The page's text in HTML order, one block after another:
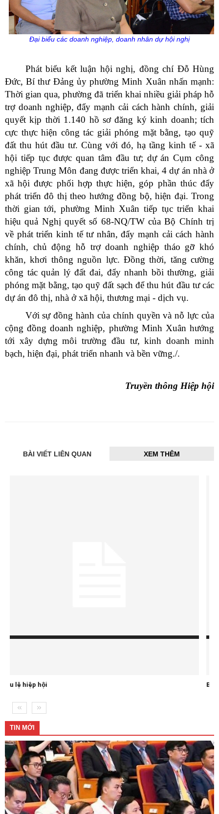
Đại biểu các doanh nghiệp, doanh nhân dự hội nghị
Phát biểu kết luận hội nghị, đồng chí Đỗ Hùng
Đức, Bí thư Đảng ủy phường Minh Xuân nhấn mạnh:
Thời gian qua, phường đã triển khai nhiều giải pháp hỗ
trợ doanh nghiệp, đẩy mạnh cải cách hành chính, giải
quyết kịp thời 1.140 hồ sơ đăng ký kinh doanh; tích
cực thực hiện công tác giải phóng mặt bằng, tạo quỹ
đất thu hút đầu tư. Cùng với đó, hạ tầng kinh tế - xã
hội tiếp tục được quan tâm đầu tư; dự án Cụm công
nghiệp Trung Môn đang được triển khai, 4 dự án nhà ở
xã hội được phối hợp thực hiện, góp phần thúc đẩy
phát triển đô thị theo hướng đồng bộ, hiện đại. Trong
thời gian tới, phường Minh Xuân tiếp tục triển khai
hiệu quả Nghị quyết số 68-NQ/TW của Bộ Chính trị
về phát triển kinh tế tư nhân, đẩy mạnh cải cách hành
chính, chủ động hỗ trợ doanh nghiệp tháo gỡ khó
khăn, khơi thông nguồn lực. Đồng thời, tăng cường
công tác quản lý đất đai, đẩy nhanh bồi thường, giải
phóng mặt bằng, tạo quỹ đất sạch để thu hút đầu tư các
dự án đô thị, nhà ở xã hội, thương mại - dịch vụ.
Với sự đồng hành của chính quyền và nỗ lực của
cộng đồng doanh nghiệp, phường Minh Xuân hướng
tới xây dựng môi trường đầu tư, kinh doanh minh
bạch, hiện đại, phát triển nhanh và bền vững./.
Truyền thông Hiệp hội
BÀI VIẾT LIÊN QUAN XEM THÊM
Ban chấp hành
TIN MỚI